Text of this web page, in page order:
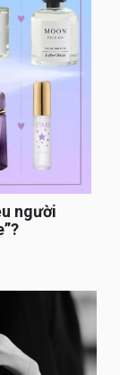
người